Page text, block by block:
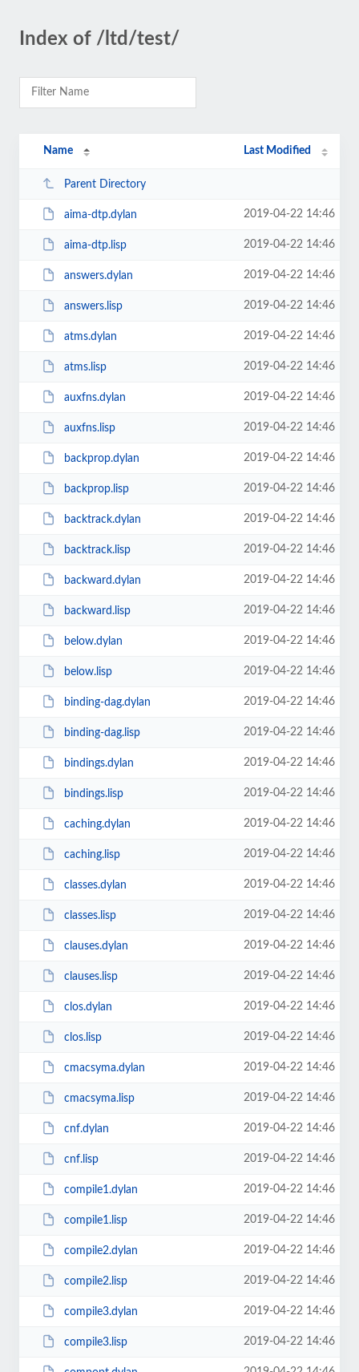
Index of /ltd/test/
Name Last Modified
Parent Directory
aima-dtp.dylan 2019-04-22 14:46
aima-dtp.lisp 2019-04-22 14:46
answers.dylan 2019-04-22 14:46
answers.lisp 2019-04-22 14:46
atms.dylan 2019-04-22 14:46
atms.lisp 2019-04-22 14:46
auxfns.dylan 2019-04-22 14:46
auxfns.lisp 2019-04-22 14:46
backprop.dylan 2019-04-22 14:46
backprop.lisp 2019-04-22 14:46
backtrack.dylan 2019-04-22 14:46
backtrack.lisp 2019-04-22 14:46
backward.dylan 2019-04-22 14:46
backward.lisp 2019-04-22 14:46
below.dylan 2019-04-22 14:46
below.lisp 2019-04-22 14:46
binding-dag.dylan 2019-04-22 14:46
binding-dag.lisp 2019-04-22 14:46
bindings.dylan 2019-04-22 14:46
bindings.lisp 2019-04-22 14:46
caching.dylan 2019-04-22 14:46
caching.lisp 2019-04-22 14:46
classes.dylan 2019-04-22 14:46
classes.lisp 2019-04-22 14:46
clauses.dylan 2019-04-22 14:46
clauses.lisp 2019-04-22 14:46
clos.dylan 2019-04-22 14:46
clos.lisp 2019-04-22 14:46
cmacsyma.dylan 2019-04-22 14:46
cmacsyma.lisp 2019-04-22 14:46
cnf.dylan 2019-04-22 14:46
cnf.lisp 2019-04-22 14:46
compile1.dylan 2019-04-22 14:46
compile1.lisp 2019-04-22 14:46
compile2.dylan 2019-04-22 14:46
compile2.lisp 2019-04-22 14:46
compile3.dylan 2019-04-22 14:46
compile3.lisp 2019-04-22 14:46